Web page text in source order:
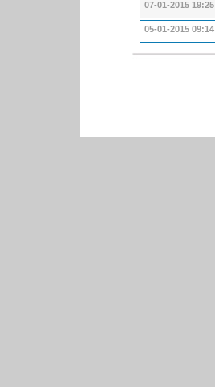
07-01-2015 19:25
05-01-2015 09:14